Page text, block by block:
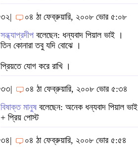
৩২|
০৪ ঠা ফেব্রুয়ারি, ২০০৮ ভোর ৫:০৮
সন্ধ্যাপ্রদীপ বলেছেন: ধন্যবাদ পিয়াল ভাই ।
তিন কোনারা তবু যদি বোঝে ।
প্রিয়তে যোগ করে রাখি ।
৩৩|
০৪ ঠা ফেব্রুয়ারি, ২০০৮ ভোর ৫:৩৪
বিষাক্ত মানুষ বলেছেন: অনেক ধন্যবাদ পিয়াল ভাই
+ প্রিয় পোস্ট
৩৪|
০৪ ঠা ফেব্রুয়ারি, ২০০৮ ভোর ৫:৫৪